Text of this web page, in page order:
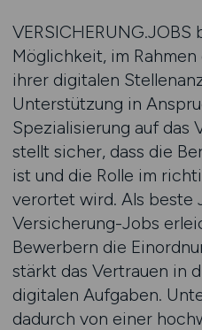
Möglichkeit, im
ihrer digitalen
Unterstützung in
Spezialisierung auf das
stellt sicher, dass die
ist und die Rolle im
verortet wird. Als beste
Versicherung-Jobs
Bewerbern die
stärkt das Vertrauen in
digitalen Aufgaben.
dadurch von einer